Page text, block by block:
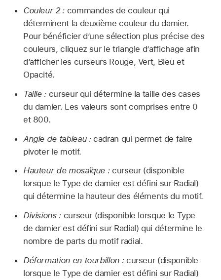
Couleur 2 :commandes de couleur qui
déterminent la deuxième couleur du damier.
Pour bénéficier d’une sélection plus précise des
couleurs, cliquez sur le triangle d’affichage afin
d’afficher les curseurs Rouge, Vert, Bleu et
Opacité.
Taille : curseur qui détermine la taille des cases
du damier. Les valeurs sont comprises entre 0
et 800.
Angle de tableau :cadran qui permet de faire
pivoter le motif.
Hauteur de mosaïque :curseur (disponible
lorsque le Type de damier est défini sur Radial)
qui détermine la hauteur des éléments du motif.
Divisions :curseur (disponible lorsque le Type
de damier est défini sur Radial) qui détermine le
nombre de parts du motif radial.
Déformation en tourbillon :curseur (disponible
lorsque le Type de damier est défini sur Radial)